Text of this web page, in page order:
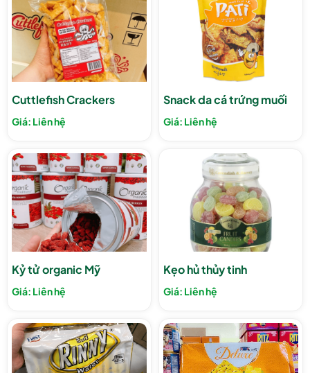
Cuttlefish Crackers
Giá: Liên hệ
Snack da cá trứng muối
Giá: Liên hệ
Kỷ tử organic Mỹ
Giá: Liên hệ
Kẹo hủ thủy tinh
Giá: Liên hệ